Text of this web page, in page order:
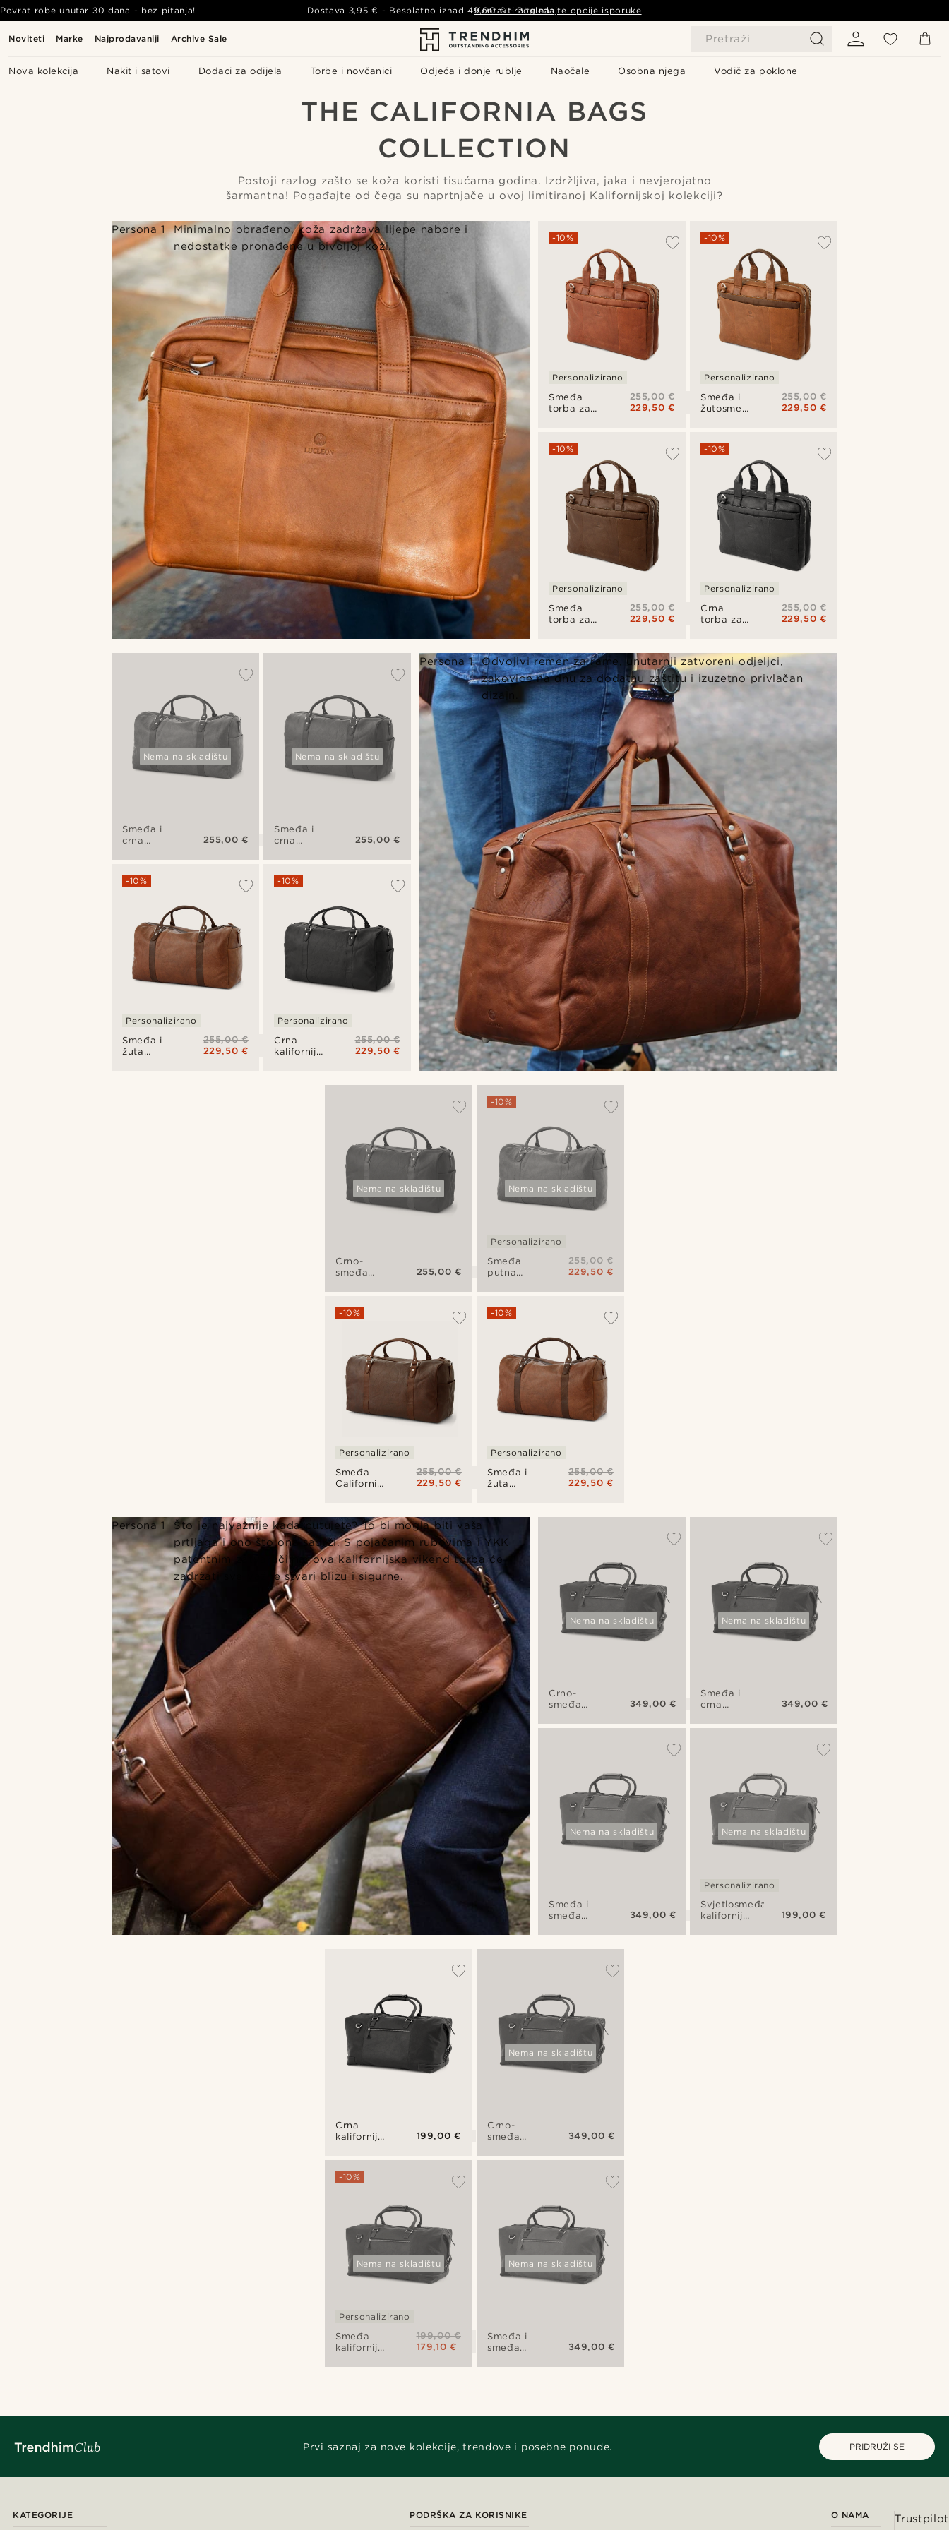
Noviteti Marke Najprodavaniji Archive Sale Pretraži
Nova kolekcija Nakit i satovi Dodaci za odijela Torbe i novčanici Odjeća i donje rublje Naočale Osobna njega Vodič za poklone
Povrat robe unutar 30 dana - bez pitanja! Dostava 3,95 € - Besplatno iznad49,00 € - Pogledajte opcije isporuke
Kontaktirajte nas
THE CALIFORNIA BAGS
COLLECTION
Postoji razlog zašto se koža koristi tisućama godina. Izdržljiva, jaka i nevjerojatno
šarmantna! Pogađajte od čega su naprtnjače u ovoj limitiranoj Kalifornijskoj kolekciji?
Persona 1
Minimalno obrađeno, koža zadržava lijepe nabore i
nedostatke pronađene u bivoljoj koži.
Smeđa
torba za
-10%
Personalizirano
255,00 €
229,50 €
Smeđa
torba za
California
-10%
Personalizirano
255,00 €
229,50 €
Smeđa i
žutosmeđa
California
-10%
Personalizirano
255,00 €
229,50 €
Crna
torba za
-10%
Personalizirano
255,00 €
229,50 €
Persona 1
Odvojivi remen za rame, unutarnji zatvoreni odjeljci,
zakovice na dnu za dodatnu zaštitu i izuzetno privlačan
dizajn.
Nema na skladištu
Smeđa i
crna
putna
torba
255,00 €
Smeđa i
žuta
-10%
Personalizirano
255,00 €
229,50 €
Nema na skladištu
Smeđa i
crna
torba
California
255,00 €
Crna
kalifornijska
-10%
Personalizirano
255,00 €
229,50 €
Nema na skladištu
Crno-
smeđa
torba
California
255,00 €
Smeđa
California
-10%
Personalizirano
255,00 €
229,50 €
Nema na skladištu
Smeđa
putna
California
-10%
Personalizirano
255,00 €
229,50 €
Smeđa i
žuta
California
-10%
Personalizirano
255,00 €
229,50 €
Persona 1
Što je najvažnije kada putujete? To bi mogla biti vaša
prtljaga i ono što ona sadrži. S pojačanim rubovima i YKK
patentnim zatvaračima, ova kalifornijska vikend torba će
zadržati sve važne stvari blizu i sigurne.
Nema na skladištu
Crno-
smeđa
vikend
349,00 €
Nema na skladištu
Smeđa i
smeđa
vikend
torba
349,00 €
Nema na skladištu
Smeđa i
crna
vikend
349,00 €
Nema na skladištu
Svjetlosmeđa
kalifornijska
torba
Personalizirano
199,00 €
Crna
kalifornijska
torba
199,00 €
Nema na skladištu
Smeđa
kalifornijska
torba
-10%
Personalizirano
199,00 €
179,10 €
Nema na skladištu
Crno-
smeđa
vikend
349,00 €
Nema na skladištu
Smeđa i
smeđa
vikend
349,00 €
Prvi saznaj za nove kolekcije, trendove i posebne ponude. PRIDRUŽI SE
KATEGORIJE PODRŠKA ZA KORISNIKE O NAMA Trustpilot